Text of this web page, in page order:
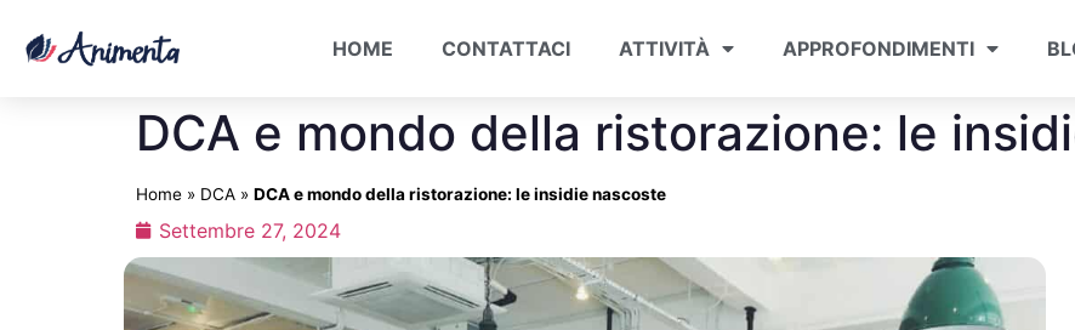
HOME CONTATTACI ATTIVITÀ APPROFONDIMENTI
DCA e mondo della ristorazione: le
Home » DCA » DCA e mondo della ristorazione: le insidie nascoste
Settembre 27, 2024